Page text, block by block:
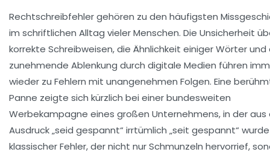
Rechtschreibfehler gehören zu den häufigsten
im schriftlichen Alltag vieler Menschen. Die Unsicherheit
korrekte Schreibweisen, die Ähnlichkeit einiger Wörter und
zunehmende Ablenkung durch digitale Medien führen
wieder zu Fehlern mit unangenehmen Folgen. Eine
Panne zeigte sich kürzlich bei einer bundesweiten
Werbekampagne eines großen Unternehmens, in der aus
Ausdruck „seid gespannt“ irrtümlich „seit gespannt“
klassischer Fehler, der nicht nur Schmunzeln hervorrief,